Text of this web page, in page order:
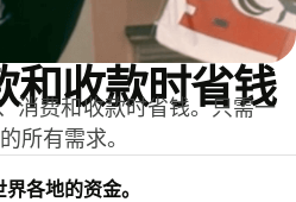
和收款时省钱
消费和收款时省钱。只需一
所有需求。
各地的资金。